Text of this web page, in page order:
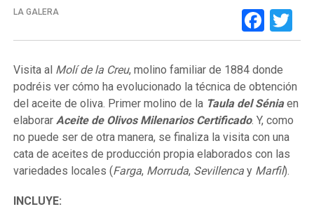
LA GALERA
Visita al Molí de la Creu, molino familiar de 1884 donde
podréis ver cómo ha evolucionado la técnica de obtención
del aceite de oliva. Primer molino de la Taula del Séniaen
elaborarAceite de Olivos Milenarios Certificado. Y, como
no puede ser de otra manera, se finaliza la visita con una
cata de aceites de producción propia elaborados con las
variedades locales (Farga, Morruda, Sevillenca y Marfil).
INCLUYE: